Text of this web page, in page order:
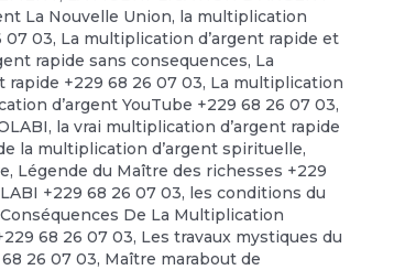
La Nouvelle Union, la multiplication
07 03, La multiplication d’argent rapide et
rapide sans consequences, La
+229 68 26 07 03, La multiplication
d’argent YouTube +229 68 26 07 03,
, la vrai multiplication d’argent rapide
la multiplication d’argent spirituelle,
, Légende du Maître des richesses +229
+229 68 26 07 03, les conditions du
De La Multiplication
68 26 07 03, Les travaux mystiques du
26 07 03, Maître marabout de